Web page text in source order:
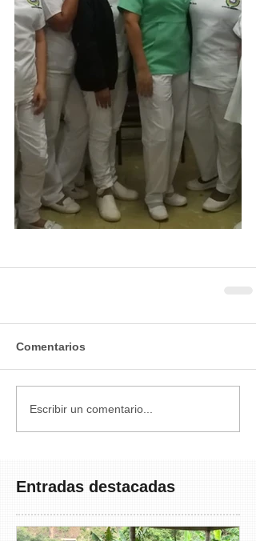
Comentarios
Escribir un comentario...
Entradas destacadas